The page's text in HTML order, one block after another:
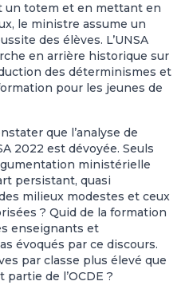
un totem et en mettant en
le ministre assume un
des élèves. L’UNSA
en arrière historique sur
des déterminismes et
pour les jeunes de
que l’analyse de
2022 est dévoyée. Seuls
ministérielle
persistant, quasi
milieux modestes et ceux
? Quid de la formation
enseignants et
évoqués par ce discours.
par classe plus élevé que
de l’OCDE ?